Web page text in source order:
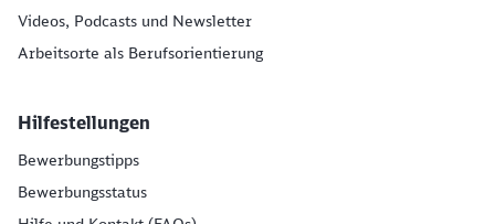
Videos, Podcasts und Newsletter
Arbeitsorte als Berufsorientierung
Hilfestellungen
Bewerbungstipps
Bewerbungsstatus